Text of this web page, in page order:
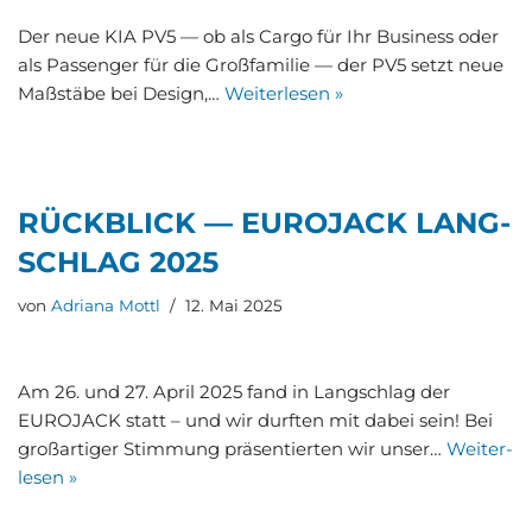
Der neue KIA PV5 — ob als Car­go für Ihr Busi­ness oder
als Pas­sen­ger für die Groß­fa­mi­lie — der PV5 setzt neue
Maß­stä­be bei Design,… Wei­ter­le­sen »
RÜCK­BLICK — EURO­JACK LANG­
SCHLAG 2025
von Adriana Mottl 12. Mai 2025
Am 26. und 27. April 2025 fand in Lang­schlag der
EURO­JACK statt – und wir durf­ten mit dabei sein! Bei
groß­ar­ti­ger Stim­mung prä­sen­tier­ten wir unser… Wei­ter­
le­sen »